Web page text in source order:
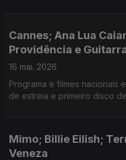
Cannes; Ana Lua
Providência e
16 mai. 2026
Programa e filmes nacionais
de estreia e primeiro disco
Mimo; Billie Eilish;
Veneza